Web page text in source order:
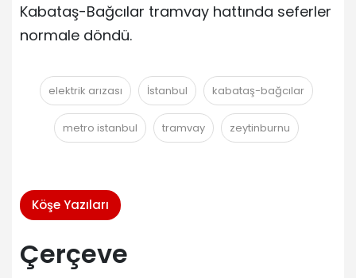
Kabataş-Bağcılar tramvay hattında seferler
normale döndü.
elektrik arızası İstanbul kabataş-bağcılar
metro istanbul tramvay zeytinburnu
Köşe Yazıları
Çerçeve